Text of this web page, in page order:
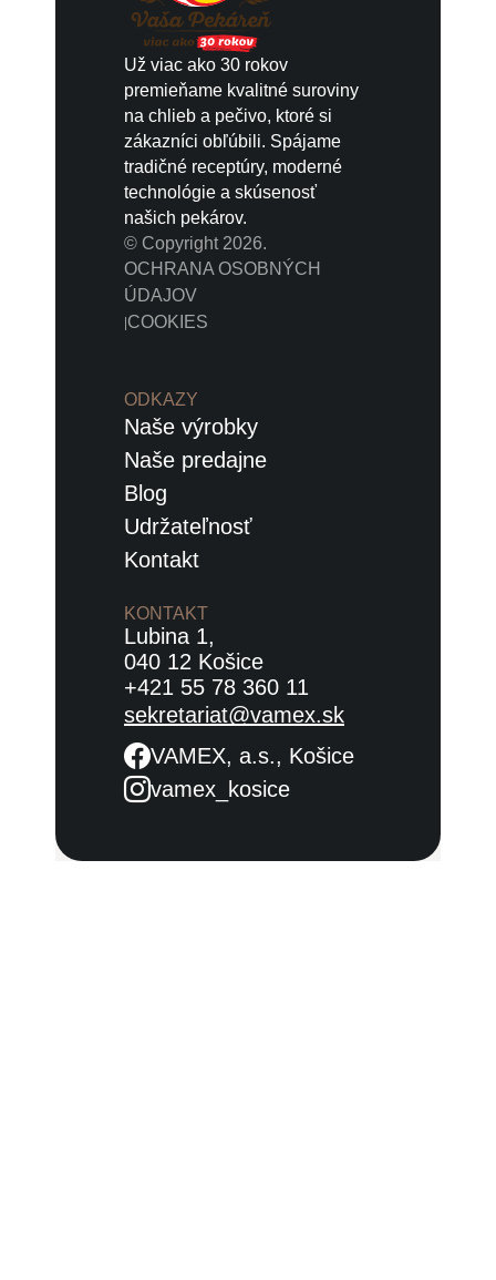
Už viac ako 30 rokov
premieňame kvalitné suroviny
na chlieb a pečivo, ktoré si
zákazníci obľúbili. Spájame
tradičné receptúry, moderné
technológie a skúsenosť
našich pekárov.
© Copyright 2026.
OCHRANA OSOBNÝCH
ÚDAJOV
COOKIES
ODKAZY
Naše výrobky
Naše predajne
Blog
Udržateľnosť
Kontakt
KONTAKT
Lubina 1,
040 12 Košice
+421 55 78 360 11
sekretariat@vamex.sk
VAMEX, a.s., Košice
vamex_kosice